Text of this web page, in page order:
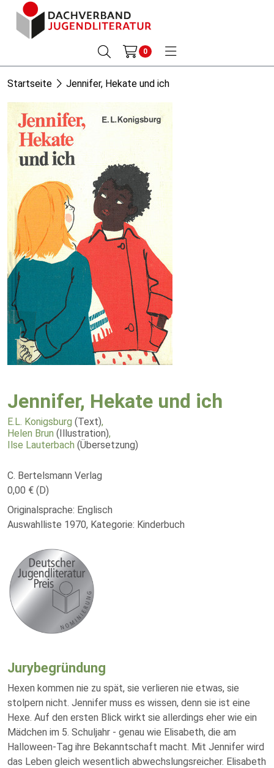
0
Startseite Jennifer, Hekate und ich
Jennifer, Hekate und ich
E.L. Konigsburg (Text),
Helen Brun (Illustration),
Ilse Lauterbach (Übersetzung)
C. Bertelsmann Verlag
0,00 € (D)
Originalsprache: Englisch
Auswahlliste 1970, Kategorie: Kinderbuch
Jurybegründung
Hexen kommen nie zu spät, sie verlieren nie etwas, sie
stolpern nicht. Jennifer muss es wissen, denn sie ist eine
Hexe. Auf den ersten Blick wirkt sie allerdings eher wie ein
Mädchen im 5. Schuljahr - genau wie Elisabeth, die am
Halloween-Tag ihre Bekanntschaft macht. Mit Jennifer wird
das Leben gleich wesentlich abwechslungsreicher. Elisabeth